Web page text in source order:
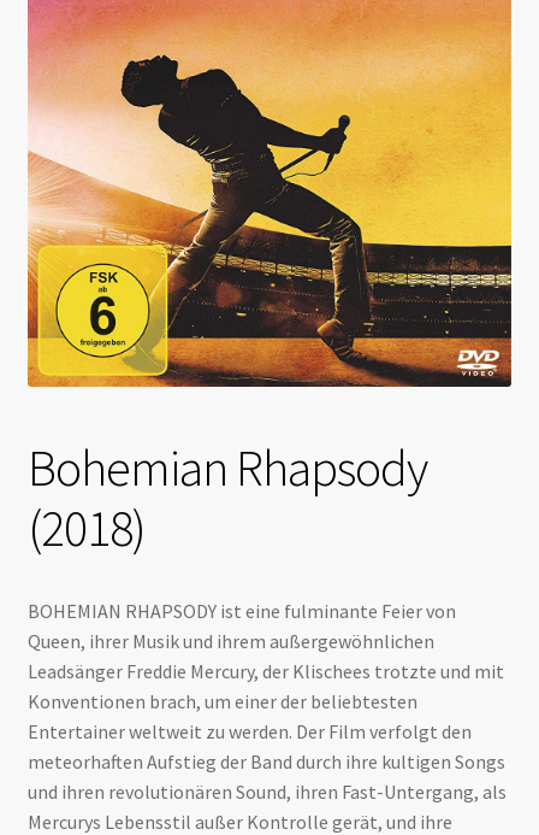
Bohemian Rhapsody
(2018)
BOHEMIAN RHAPSODY ist eine fulminante Feier von
Queen, ihrer Musik und ihrem außergewöhnlichen
Leadsänger Freddie Mercury, der Klischees trotzte und mit
Konventionen brach, um einer der beliebtesten
Entertainer weltweit zu werden. Der Film verfolgt den
meteorhaften Aufstieg der Band durch ihre kultigen Songs
und ihren revolutionären Sound, ihren Fast-Untergang, als
Mercurys Lebensstil außer Kontrolle gerät, und ihre